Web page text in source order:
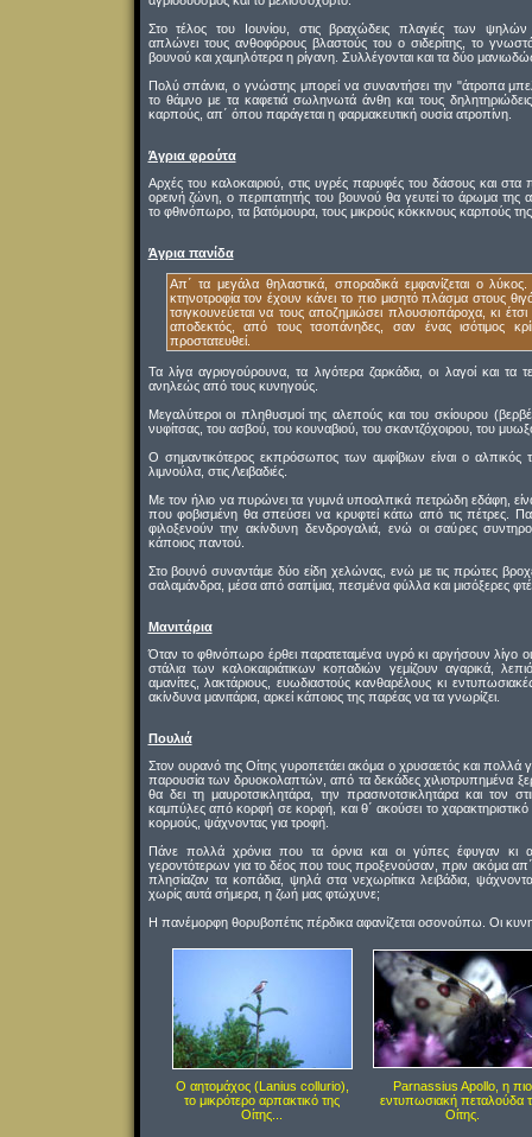
Στο τέλος του Ιουνίου, στις βραχώδεις πλαγιές των
απλώνει τους ανθοφόρους βλαστούς του ο σιδερίτης, το
βουνού και χαμηλότερα η ρίγανη. Συλλέγονται και τα δύο
Πολύ σπάνια, ο γνώστης μπορεί να συναντήσει την "άτροπα
το θάμνο με τα καφετιά σωληνωτά άνθη και τους
καρπούς, απ΄ όπου παράγεται η φαρμακευτική ουσία ατροπίνη.
Άγρια φρούτα
Αρχές του καλοκαιριού, στις υγρές παρυφές του δάσους και
ορεινή ζώνη, ο περιπατητής του βουνού θα γευτεί το άρωμα της
το φθινόπωρο, τα βατόμουρα, τους μικρούς κόκκινους καρπούς
Άγρια πανίδα
Απ΄ τα μεγάλα θηλαστικά, σποραδικά εμφανίζεται ο
κτηνοτροφία τον έχουν κάνει το πιο μισητό πλάσμα στους
τσιγκουνεύεται να τους αποζημιώσει πλουσιοπάροχα, κι
αποδεκτός, από τους τσοπάνηδες, σαν ένας ισότιμος
προστατευθεί.
Τα λίγα αγριογούρουνα, τα λιγότερα ζαρκάδια, οι λαγοί και τα
ανηλεώς από τους κυνηγούς.
Μεγαλύτεροι οι πληθυσμοί της αλεπούς και του σκίουρου
νυφίτσας, του ασβού, του κουναβιού, του σκαντζόχοιρου, του
Ο σημαντικότερος εκπρόσωπος των αμφίβιων είναι ο αλπικός
λιμνούλα, στις Λειβαδιές.
Με τον ήλιο να πυρώνει τα γυμνά υποαλπικά πετρώδη εδάφη,
που φοβισμένη θα σπεύσει να κρυφτεί κάτω από τις πέτρες.
φιλοξενούν την ακίνδυνη δενδρογαλιά, ενώ οι σαύρες
κάποιος παντού.
Στο βουνό συναντάμε δύο είδη χελώνας, ενώ με τις πρώτες
σαλαμάνδρα, μέσα από σαπίμια, πεσμένα φύλλα και μισόξερες
Μανιτάρια
Όταν το φθινόπωρο έρθει παρατεταμένα υγρό κι αργήσουν λίγο
στάλια των καλοκαιριάτικων κοπαδιών γεμίζουν αγαρικά,
αμανίτες, λακτάριους, ευωδιαστούς κανθαρέλους κι
ακίνδυνα μανιτάρια, αρκεί κάποιος της παρέας να τα γνωρίζει.
Πουλιά
Στον ουρανό της Οίτης γυροπετάει ακόμα ο χρυσαετός και πολλά
παρουσία των δρυοκολαπτών, από τα δεκάδες χιλιοτρυπημένα
θα δει τη μαυροτσικλητάρα, την πρασινοτσικλητάρα και τον
καμπύλες από κορφή σε κορφή, και θ΄ ακούσει το
κορμούς, ψάχνοντας για τροφή.
Πάνε πολλά χρόνια που τα όρνια και οι γύπες έφυγαν κι
γεροντότερων για το δέος που τους προξενούσαν, πριν ακόμα
πλησίαζαν τα κοπάδια, ψηλά στα νεχωρίτικα λειβάδια,
χωρίς αυτά σήμερα, η ζωή μας φτώχυνε;
Η πανέμορφη θορυβοπέτις πέρδικα αφανίζεται οσονούπω. Οι
Ο αητομάχος (Lanius collurio),
το μικρότερο αρπακτικό της
Οίτης...
Parnassius Apollo, η πιο
εντυπωσιακή πεταλούδα
Οίτης.